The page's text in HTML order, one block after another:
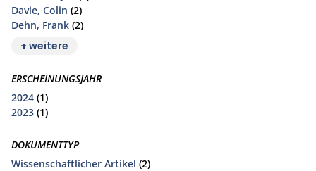
Davie, Colin (2)
Dehn, Frank (2)
+ weitere
ERSCHEINUNGSJAHR
2024 (1)
2023 (1)
DOKUMENTTYP
Wissenschaftlicher Artikel (2)